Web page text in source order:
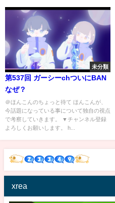
未分類
第537回 ガーシーchついにBAN
なぜ？
＠ほんこんのちょっと待て ほんこんが、
今話題になっている事について独自の視点
で考察していきます。 ▼チャンネル登録
よろしくお願いします。 h...
xrea